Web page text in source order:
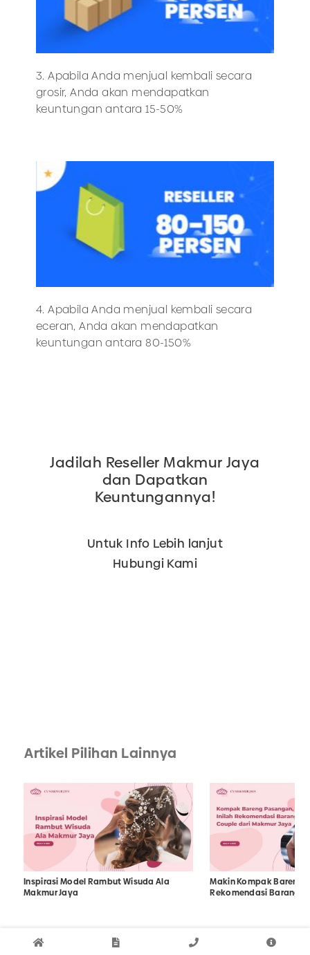
3. Apabila Anda menjual kembali secara
grosir, Anda akan mendapatkan
keuntungan antara 15-50%
4. Apabila Anda menjual kembali secara
eceran, Anda akan mendapatkan
keuntungan antara 80-150%
Jadilah Reseller Makmur Jaya
dan Dapatkan
Keuntungannya!
Untuk Info Lebih lanjut
Hubungi Kami
Artikel Pilihan Lainnya
Inspirasi Model Rambut Wisuda Ala
Makmur Jaya
Makin Kompak Bareng
Rekomendasi Barang